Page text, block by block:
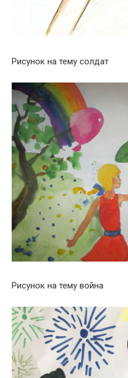
Рисунок на тему солдат
Рисунок на тему война